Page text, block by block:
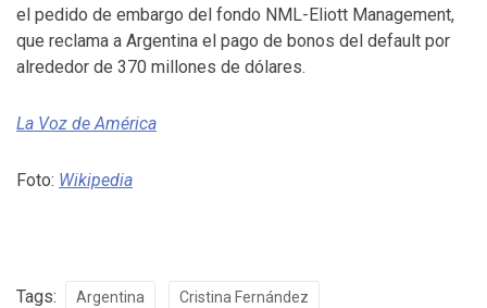
el pedido de embargo del fondo NML-Eliott Management,
que reclama a Argentina el pago de bonos del default por
alrededor de 370 millones de dólares.
La Voz de América
Foto: Wikipedia
Tags: Argentina
Cristina Fernández